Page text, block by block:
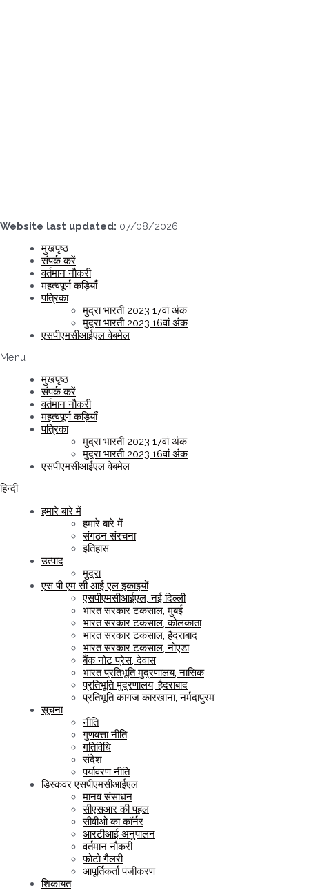
Website last updated: 07/08/2026
मुखपृष्ठ
संपर्क करें
वर्तमान नौकरी
महत्वपूर्ण कड़ियाँ
पत्रिका
मुद्रा भारती 2023 17वां अंक
मुद्रा भारती 2023 16वां अंक
एसपीएमसीआईएल वेबमेल
Menu
मुखपृष्ठ
संपर्क करें
वर्तमान नौकरी
महत्वपूर्ण कड़ियाँ
पत्रिका
मुद्रा भारती 2023 17वां अंक
मुद्रा भारती 2023 16वां अंक
एसपीएमसीआईएल वेबमेल
हिन्दी
हमारे बारे में
हमारे बारे में
संगठन संरचना
इतिहास
उत्पाद
मुद्रा
एस पी एम सी आई एल इकाइयों
एसपीएमसीआईएल, नई दिल्ली
भारत सरकार टकसाल, मुंबई
भारत सरकार टकसाल, कोलकाता
भारत सरकार टकसाल, हैदराबाद
भारत सरकार टकसाल, नोएडा
बैंक नोट प्रेस, देवास
भारत प्रतिभूति मुद्रणालय, नासिक
प्रतिभूति मुद्रणालय, हैदराबाद
प्रतिभूति कागज कारखाना, नर्मदापुरम
सूचना
नीति
गुणवत्ता नीति
गतिविधि
संदेश
पर्यावरण नीति
डिस्कवर एसपीएमसीआईएल
मानव संसाधन
सीएसआर की पहल
सीवीओ का कॉर्नर
आरटीआई अनुपालन
वर्तमान नौकरी
फोटो गैलरी
आपूर्तिकर्ता पंजीकरण
शिकायत